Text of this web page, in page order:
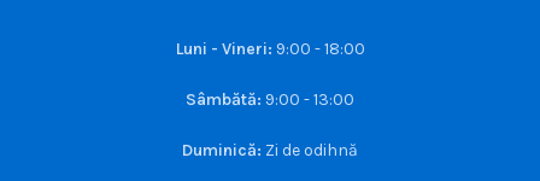
Luni - Vineri: 9:00 - 18:00
Sâmbătă: 9:00 - 13:00
Duminică: Zi de odihnă